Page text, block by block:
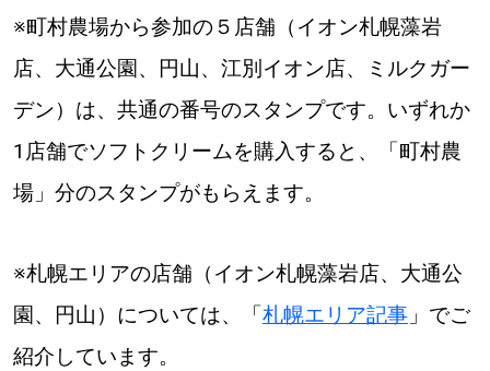
※町村農場から参加の５店舗（イオン札幌藻岩
店、大通公園、円山、江別イオン店、ミルクガー
デン）は、共通の番号のスタンプです。いずれか
1店舗でソフトクリームを購入すると、「町村農
場」分のスタンプがもらえます。
※札幌エリアの店舗（イオン札幌藻岩店、大通公
園、円山）については、「札幌エリア記事」でご
紹介しています。